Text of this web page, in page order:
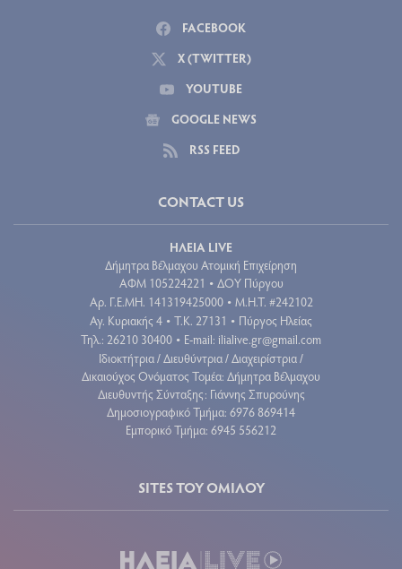
FACEBOOK
X (TWITTER)
YOUTUBE
GOOGLE NEWS
RSS FEED
CONTACT US
ΗΛΕΙΑ LIVE
Δήμητρα Βέλμαχου Ατομική Επιχείρηση
ΑΦΜ 105224221 • ΔΟΥ Πύργου
Aρ. Γ.Ε.ΜΗ. 141319425000 • Μ.Η.Τ. #242102
Αγ. Κυριακής 4 • Τ.Κ. 27131 • Πύργος Ηλείας
Τηλ.: 26210 30400 • E-mail: ilialive.gr@gmail.com
Ιδιοκτήτρια / Διευθύντρια / Διαχειρίστρια /
Δικαιούχος Ονόματος Τομέα: Δήμητρα Βέλμαχου
Διευθυντής Σύνταξης: Γιάννης Σπυρούνης
Δημοσιογραφικό Τμήμα: 6976 869414
Εμπορικό Τμήμα: 6945 556212
SITES ΤΟΥ ΟΜΙΛΟΥ